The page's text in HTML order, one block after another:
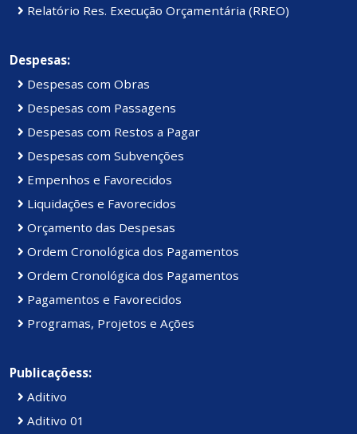
Relatório Res. Execução Orçamentária (RREO)
Despesas:
Despesas com Obras
Despesas com Passagens
Despesas com Restos a Pagar
Despesas com Subvenções
Empenhos e Favorecidos
Liquidações e Favorecidos
Orçamento das Despesas
Ordem Cronológica dos Pagamentos
Ordem Cronológica dos Pagamentos
Pagamentos e Favorecidos
Programas, Projetos e Ações
Publicaçõess:
Aditivo
Aditivo 01